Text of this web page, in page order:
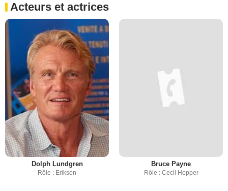
Acteurs et actrices
Dolph Lundgren
Rôle : Erikson
Bruce Payne
Rôle : Cecil Hopper